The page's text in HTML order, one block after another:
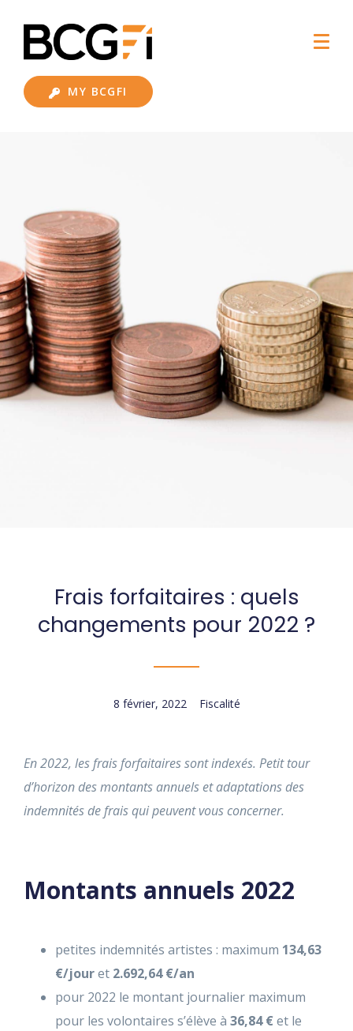
MY BCGFI
Frais forfaitaires : quels
changements pour 2022 ?
8 février, 2022 Fiscalité
En 2022, les frais forfaitaires sont indexés. Petit tour
d’horizon des montants annuels et adaptations des
indemnités de frais qui peuvent vous concerner.
Montants annuels 2022
petites indemnités artistes : maximum 134,63
€/jouret 2.692,64 €/an
pour 2022 le montant journalier maximum
pour les volontaires s’élève à 36,84 €et le